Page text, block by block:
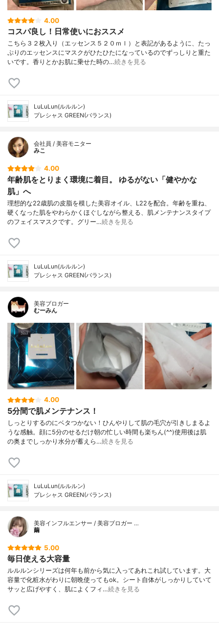
4.00
コスパ良し！日常使いにおススメ
こちら３２枚入り（エッセンス５２０ｍｌ）と表記があるように、たっ
ぷりのエッセンスにマスクがひたひたになっているのでずっしりと重た
いです。香りとかお肌に乗せた時の…続きを見る
LuLuLun(ルルルン)
プレシャス GREEN(バランス)
会社員 / 美容モニター
みこ
4.00
年齢肌をとりまく環境に着目。 ゆるがない「健やかな
肌」へ
理想的な22歳肌の皮脂を模した美容オイル、L22を配合。年齢を重ね、
硬くなった肌をやわらかくほぐしながら整える、肌メンテナンスタイプ
のフェイスマスクです。グリー…続きを見る
LuLuLun(ルルルン)
プレシャス GREEN(バランス)
美容ブロガー
むーみん
4.00
5分間で肌メンテナンス！
しっとりするのにベタつかない！ひんやりして肌の毛穴が引きしまるよ
うな感触。顔に5分のせるだけ朝の忙しい時間も楽ちん(^^)使用後は肌
の奥までしっかり水分が蓄えら…続きを見る
LuLuLun(ルルルン)
プレシャス GREEN(バランス)
美容インフルエンサー / 美容ブロガー …
繭
5.00
毎日使える大容量
ルルルンシリーズは何年も前から気に入ってあれこれ試しています。大
容量で化粧水がわりに朝晩使ってもok。シート自体がしっかりしていて
サッと広げやすく、肌によくフィ…続きを見る